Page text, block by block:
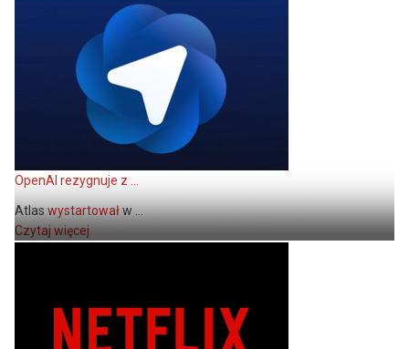
OpenAI rezygnuje z ...
Atlaswystartowałw ...
Czytaj więcej